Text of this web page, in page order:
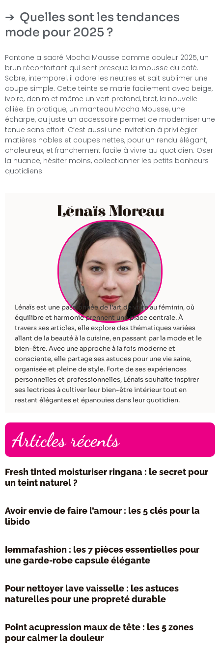
Quelles sont les tendances
mode pour 2025 ?
Pantone a sacré Mocha Mousse comme couleur 2025, un
brun réconfortant qui sent presque la mousse du café.
Sobre, intemporel, il adore les neutres et sait sublimer une
coupe simple. Cette teinte se marie facilement avec beige,
ivoire, denim et même un vert profond, bref, la nouvelle
alliée. En pratique, un manteau Mocha Mousse, une
écharpe, ou juste un accessoire permet de moderniser une
tenue sans effort. C’est aussi une invitation à privilégier
matières nobles et coupes nettes, pour un rendu élégant,
chaleureux, et franchement facile à vivre au quotidien. Oser
la nuance, hésiter moins, collectionner les petits bonheurs
quotidiens.
Lénaïs Moreau
Lénaïs est une passionnée de l’art de vivre au féminin, où
équilibre et harmonie prennent une place centrale. À
travers ses articles, elle explore des thématiques variées
allant de la beauté à la cuisine, en passant par la mode et le
bien-être. Avec une approche à la fois moderne et
consciente, elle partage ses astuces pour une vie saine,
organisée et pleine de style. Forte de ses expériences
personnelles et professionnelles, Lénaïs souhaite inspirer
ses lectrices à cultiver leur bien-être intérieur tout en
restant élégantes et épanouies dans leur quotidien.
Articles récents
Fresh tinted moisturiser ringana : le secret pour
un teint naturel ?
Avoir envie de faire l’amour : les 5 clés pour la
libido
Iemmafashion : les 7 pièces essentielles pour
une garde-robe capsule élégante
Pour nettoyer lave vaisselle : les astuces
naturelles pour une propreté durable
Point acupression maux de tête : les 5 zones
pour calmer la douleur